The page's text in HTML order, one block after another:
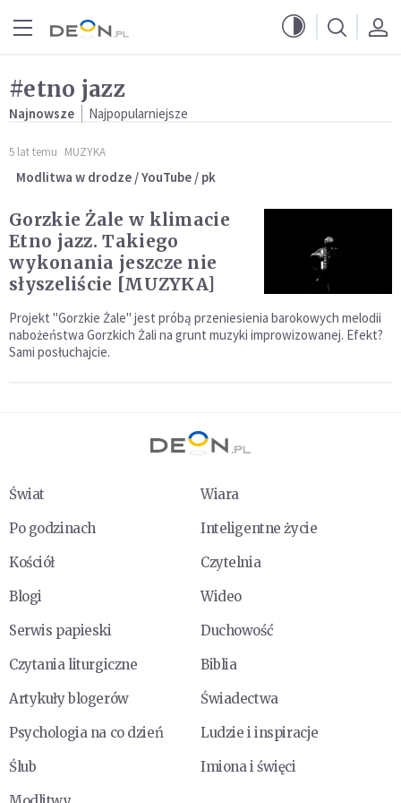
#etno jazz
Najnowsze Najpopularniejsze
5 lat temu MUZYKA
Modlitwa w drodze / YouTube / pk
Gorzkie Żale w klimacie
Etno jazz. Takiego
wykonania jeszcze nie
słyszeliście [MUZYKA]
Projekt "Gorzkie Żale" jest próbą przeniesienia barokowych melodii
nabożeństwa Gorzkich Żali na grunt muzyki improwizowanej. Efekt?
Sami posłuchajcie.
Świat
Wiara
Po godzinach
Inteligentne życie
Kościół
Czytelnia
Blogi
Wideo
Serwis papieski
Duchowość
Czytania liturgiczne
Biblia
Artykuły blogerów
Świadectwa
Psychologia na co dzień
Ludzie i inspiracje
Ślub
Imiona i święci